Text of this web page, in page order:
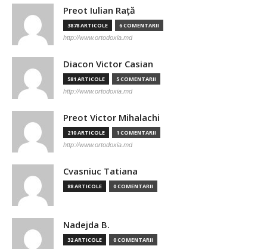
Preot Iulian Raţă
3878 ARTICOLE 6 COMENTARII
http://www.ortodoxia.md
Diacon Victor Casian
581 ARTICOLE 5 COMENTARII
http://www.ortodoxia.md
Preot Victor Mihalachi
210 ARTICOLE 1 COMENTARII
http://www.ortodoxia.md
Cvasniuc Tatiana
88 ARTICOLE 0 COMENTARII
Nadejda B.
32 ARTICOLE 0 COMENTARII